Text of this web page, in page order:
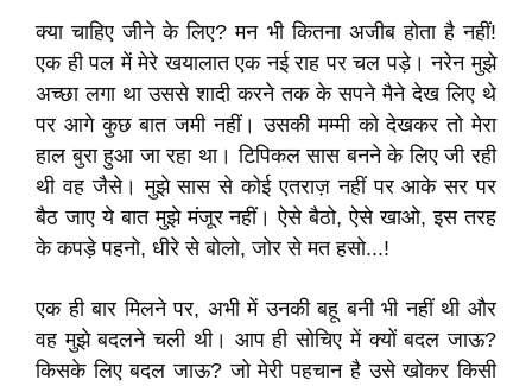
क्या चाहिए जीने के लिए? मन भी कितना अजीब होता है नहीं!
एक ही पल में मेरे खयालात एक नई राह पर चल पड़े। नरेन मुझे
अच्छा लगा था उससे शादी करने तक के सपने मैने देख लिए थे
पर आगे कुछ बात जमी नहीं। उसकी मम्मी को देखकर तो मेरा
हाल बुरा हुआ जा रहा था। टिपिकल सास बनने के लिए जी रही
थी वह जैसे। मुझे सास से कोई एतराज़ नहीं पर आके सर पर
बैठ जाए ये बात मुझे मंजूर नहीं। ऐसे बैठो, ऐसे खाओ, इस तरह
के कपड़े पहनो, धीरे से बोलो, जोर से मत हसो...!
एक ही बार मिलने पर, अभी में उनकी बहू बनी भी नहीं थी और
वह मुझे बदलने चली थी। आप ही सोचिए में क्यों बदल जाऊ?
किसके लिए बदल जाऊ? जो मेरी पहचान है उसे खोकर किसी